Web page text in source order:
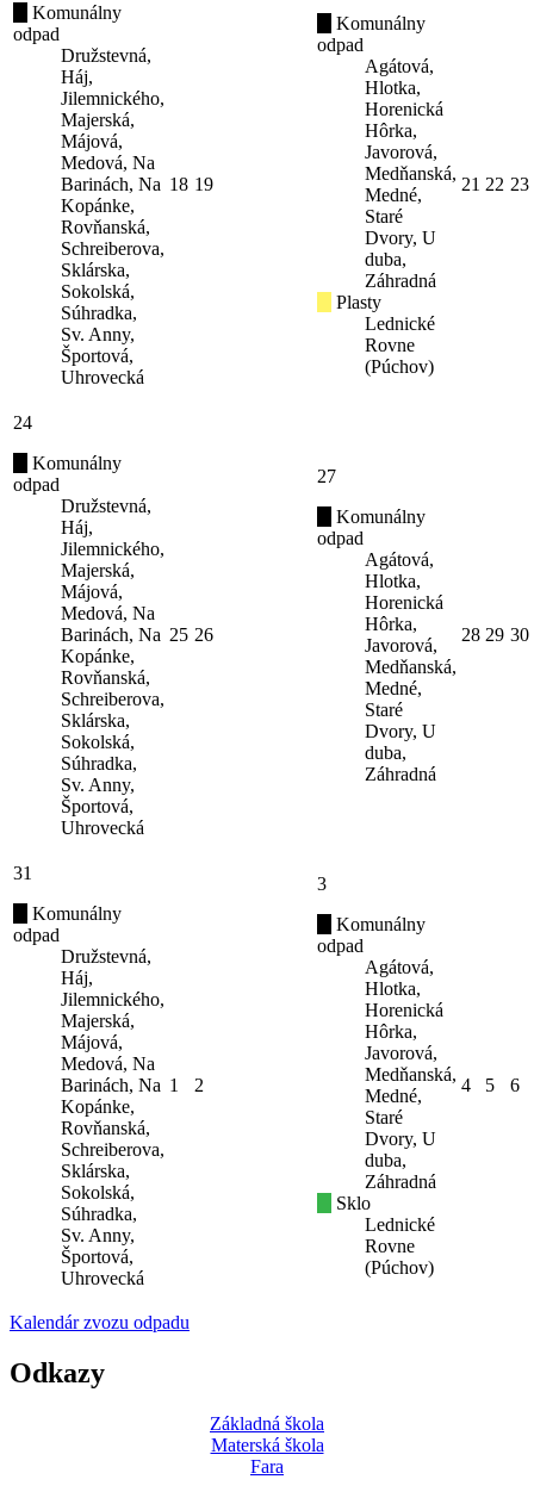
Komunálny
odpad
Družstevná,
Háj,
Jilemnického,
Majerská,
Májová,
Medová, Na
Barinách, Na
Kopánke,
Rovňanská,
Schreiberova,
Sklárska,
Sokolská,
Súhradka,
Sv. Anny,
Športová,
Uhrovecká
18 19
Komunálny
odpad
Agátová,
Hlotka,
Horenická
Hôrka,
Javorová,
Medňanská,
Medné,
Staré
Dvory, U
duba,
Záhradná
Plasty
Lednické
Rovne
(Púchov)
21 22 23
24
Komunálny
odpad
Družstevná,
Háj,
Jilemnického,
Majerská,
Májová,
Medová, Na
Barinách, Na
Kopánke,
Rovňanská,
Schreiberova,
Sklárska,
Sokolská,
Súhradka,
Sv. Anny,
Športová,
Uhrovecká
25 26
27
Komunálny
odpad
Agátová,
Hlotka,
Horenická
Hôrka,
Javorová,
Medňanská,
Medné,
Staré
Dvory, U
duba,
Záhradná
28 29 30
31
Komunálny
odpad
Družstevná,
Háj,
Jilemnického,
Majerská,
Májová,
Medová, Na
Barinách, Na
Kopánke,
Rovňanská,
Schreiberova,
Sklárska,
Sokolská,
Súhradka,
Sv. Anny,
Športová,
Uhrovecká
1 2
3
Komunálny
odpad
Agátová,
Hlotka,
Horenická
Hôrka,
Javorová,
Medňanská,
Medné,
Staré
Dvory, U
duba,
Záhradná
Sklo
Lednické
Rovne
(Púchov)
4 5 6
Kalendár zvozu odpadu
Odkazy
Základná škola
Materská škola
Fara